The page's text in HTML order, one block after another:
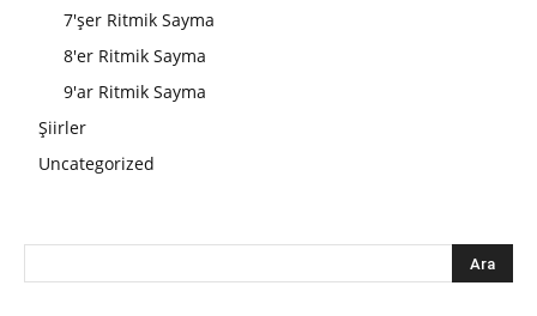
7'şer Ritmik Sayma
8'er Ritmik Sayma
9'ar Ritmik Sayma
Şiirler
Uncategorized